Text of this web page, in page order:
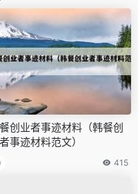
创业者事迹材料（韩餐创
事迹材料范文）
415